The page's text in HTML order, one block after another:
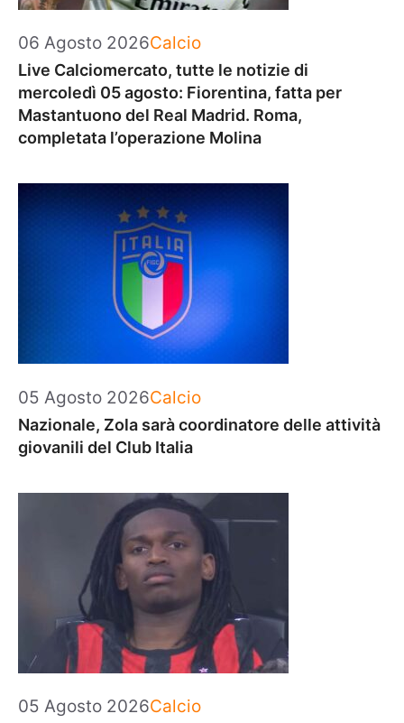
06 Agosto 2026Categorie
Calcio
Live Calciomercato, tutte le notizie di
mercoledì 05 agosto: Fiorentina, fatta per
Mastantuono del Real Madrid. Roma,
completata l’operazione Molina
05 Agosto 2026Categorie
Calcio
Nazionale, Zola sarà coordinatore delle attività
giovanili del Club Italia
05 Agosto 2026Categorie
Calcio